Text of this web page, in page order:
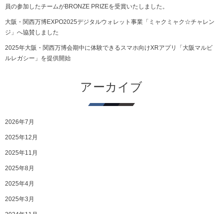
員の参加したチームがBRONZE PRIZEを受賞いたしました。
大阪・関西万博EXPO2025デジタルウォレット事業「ミャクミャク☆チャレン
ジ」へ協賛しました
2025年大阪・関西万博会期中に体験できるスマホ向けXRアプリ「大阪マルビ
ルレガシー」を提供開始
アーカイブ
2026年7月
2025年12月
2025年11月
2025年8月
2025年4月
2025年3月